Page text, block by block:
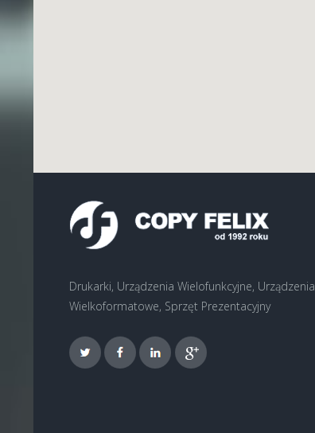
Drukarki, Urządzenia Wielofunkcyjne, Urządzenia
Wielkoformatowe, Sprzęt Prezentacyjny